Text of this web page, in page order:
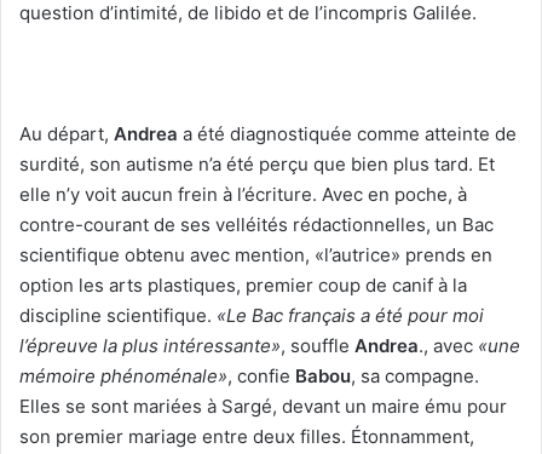
question d’intimité, de libido et de l’incompris Galilée.
Au départ, Andrea a été diagnostiquée comme atteinte de
surdité, son autisme n’a été perçu que bien plus tard. Et
elle n’y voit aucun frein à l’écriture. Avec en poche, à
contre-courant de ses velléités rédactionnelles, un Bac
scientifique obtenu avec mention, «l’autrice» prends en
option les arts plastiques, premier coup de canif à la
discipline scientifique. «Le Bac français a été pour moi
l’épreuve la plus intéressante», souffle Andrea., avec «une
mémoire phénoménale», confie Babou, sa compagne.
Elles se sont mariées à Sargé, devant un maire ému pour
son premier mariage entre deux filles. Étonnamment,